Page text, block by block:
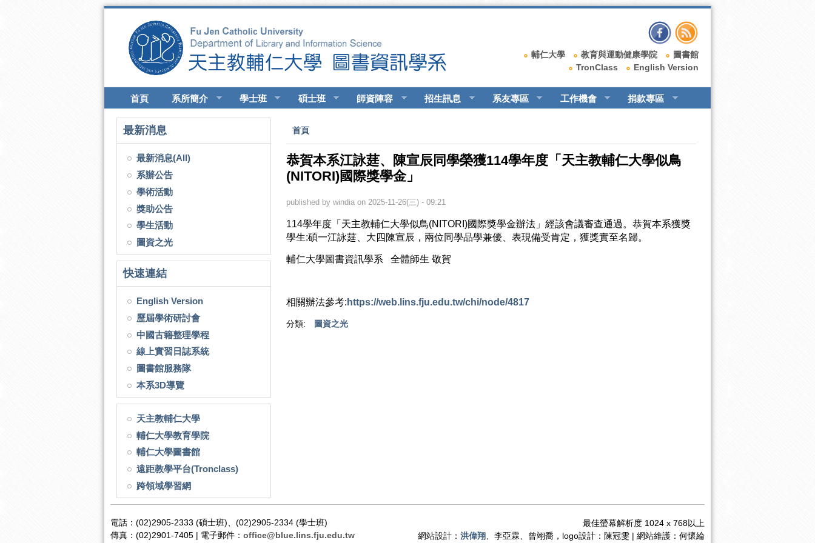
輔仁大學 教育與運動健康學院
圖書館
TronClass
English Version
首頁 系所簡介 學士班 碩士班 師資陣容 招生訊息 系友專區 工作機會 捐款專區
最新消息
最新消息(All)
系辦公告
學術活動
獎助公告
學生活動
圖資之光
快速連結
English Version
歷屆學術研討會
中國古籍整理學程
線上實習日誌系統
圖書館服務隊
本系3D導覽
天主教輔仁大學
輔仁大學教育學院
輔仁大學圖書館
遠距教學平台(Tronclass)
跨領域學習網
您在這裡
首頁
恭賀本系江詠莛、陳宣辰同學榮獲114學年度「天主教輔仁大學似鳥
(NITORI)國際獎學金」
published by windiaon 2025-11-26(三) - 09:21
114學年度「天主教輔仁大學似鳥(NITORI)國際獎學金辦法」經該會議審查通過。恭賀本系獲獎
學生:碩一江詠莛、大四陳宣辰，兩位同學品學兼優、表現備受肯定，獲獎實至名歸。
輔仁大學圖書資訊學系 全體師生 敬賀
相關辦法參考: https://web.lins.fju.edu.tw/chi/node/4817
分類: 圖資之光
電話：(02)2905-2333 (碩士班)、(02)2905-2334 (學士班)
傳真：(02)2901-7405 | 電子郵件： office@blue.lins.fju.edu.tw
最佳螢幕解析度 1024 x 768以上
網站設計： 洪偉翔 、李亞霖、曾翊喬，logo設計：陳冠雯 | 網站維護：何懷綸